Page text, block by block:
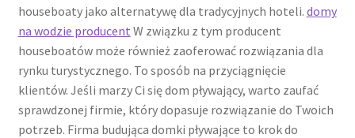
houseboaty jako alternatywę dla tradycyjnych hoteli. domy
na wodzie producent W związku z tym producent
houseboatów może również zaoferować rozwiązania dla
rynku turystycznego. To sposób na przyciągnięcie
klientów. Jeśli marzy Ci się dom pływający, warto zaufać
sprawdzonej firmie, który dopasuje rozwiązanie do Twoich
potrzeb. Firma budująca domki pływające to krok do